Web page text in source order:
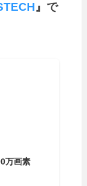
』で
万画素